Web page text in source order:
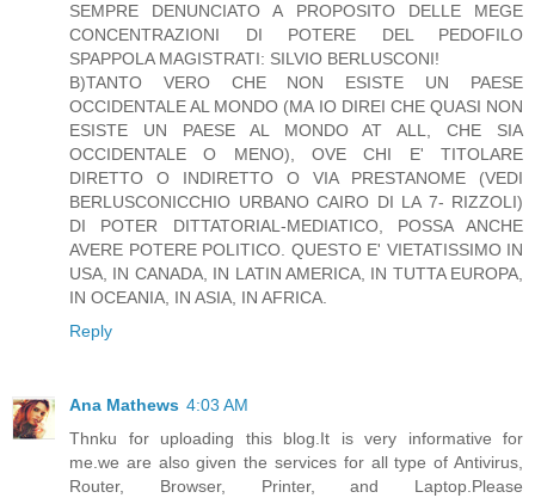
SEMPRE DENUNCIATO A PROPOSITO DELLE MEGE
CONCENTRAZIONI DI POTERE DEL PEDOFILO
SPAPPOLA MAGISTRATI: SILVIO BERLUSCONI!
B)TANTO VERO CHE NON ESISTE UN PAESE
OCCIDENTALE AL MONDO (MA IO DIREI CHE QUASI NON
ESISTE UN PAESE AL MONDO AT ALL, CHE SIA
OCCIDENTALE O MENO), OVE CHI E' TITOLARE
DIRETTO O INDIRETTO O VIA PRESTANOME (VEDI
BERLUSCONICCHIO URBANO CAIRO DI LA 7- RIZZOLI)
DI POTER DITTATORIAL-MEDIATICO, POSSA ANCHE
AVERE POTERE POLITICO. QUESTO E' VIETATISSIMO IN
USA, IN CANADA, IN LATIN AMERICA, IN TUTTA EUROPA,
IN OCEANIA, IN ASIA, IN AFRICA.
Reply
Ana Mathews 4:03 AM
Thnku for uploading this blog.It is very informative for
me.we are also given the services for all type of Antivirus,
Router, Browser, Printer, and Laptop.Please